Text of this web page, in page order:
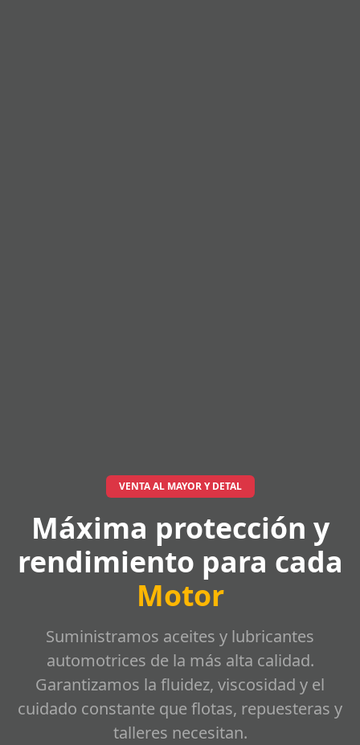
VENTA AL MAYOR Y DETAL
Máxima protección y
rendimiento para cada
Motor
Suministramos aceites y lubricantes
automotrices de la más alta calidad.
Garantizamos la fluidez, viscosidad y el
cuidado constante que flotas, repuesteras y
talleres necesitan.